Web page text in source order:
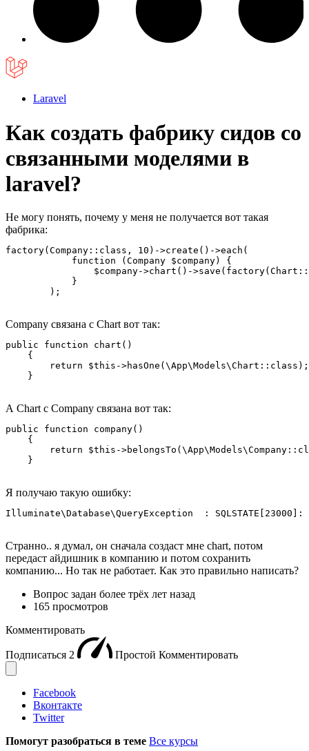
Laravel
Как создать фабрику сидов со
связанными моделями в
laravel?
Не могу понять, почему у меня не получается вот такая
фабрика:
factory(Company::class, 10)->create()->each(
            function (Company $company) {
$company->chart()-
            }
        );
Company связана с Chart вот так:
public function chart()
    {
        return $this->hasOne(\App\Models\Chart::class);
    }
А Chart с Company связана вот так:
public function company()
    {
return $this-
    }
Я получаю такую ошибку:
Illuminate\Database\QueryException  :
Странно.. я думал, он сначала создаст мне chart, потом
передаст айдишник в компанию и потом сохранить
компанию... Но так не работает. Как это правильно написать?
Вопрос задан более трёх лет назад
165 просмотров
Комментировать
Подписаться 2 Простой Комментировать
Facebook
Вконтакте
Twitter
Помогут разобраться в теме Все курсы